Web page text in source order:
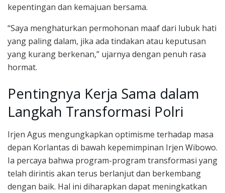
kepentingan dan kemajuan bersama.
“Saya menghaturkan permohonan maaf dari lubuk hati
yang paling dalam, jika ada tindakan atau keputusan
yang kurang berkenan,” ujarnya dengan penuh rasa
hormat.
Pentingnya Kerja Sama dalam
Langkah Transformasi Polri
Irjen Agus mengungkapkan optimisme terhadap masa
depan Korlantas di bawah kepemimpinan Irjen Wibowo.
Ia percaya bahwa program-program transformasi yang
telah dirintis akan terus berlanjut dan berkembang
dengan baik. Hal ini diharapkan dapat meningkatkan